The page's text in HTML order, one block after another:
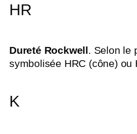
HR
Dureté Rockwell. Selon le
symbolisée HRC (cône) ou
K